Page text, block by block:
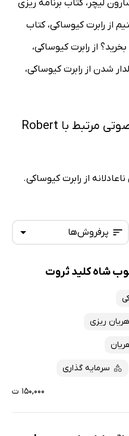
لیچر، کتاب برنامه ریزی
از رابرت کیوساکی، کتاب
از رابرت کیوساکی،
شدن از رابرت کیوساکی،
خرید و شنیدن کتاب‌های صوتی مرتبط با Robert
از رابرت کیوساکی.
پرفروش‌ها
تازه‌ها
پرفروش‌ها
پربحث‌ها
ارزان ترین‌ها
شاه کلید ثروت
ریزی
سرمایه گذاری
۱۵۰,۰۰۰ ت